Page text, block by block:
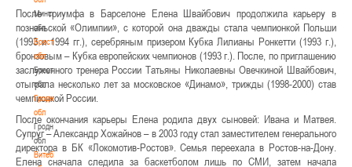
Минская
обл
Брестская
обл
Брестская
обл
Гродненская
обл
Гродненская
обл
Витебская
После триумфа в Барселоне Елена Швайбович продолжила карьеру в
познаньской «Олимпии», с которой она дважды стала чемпионкой Польши
(1993 и 1994 гг.), серебряным призером Кубка Лилианы Ронкетти (1993 г.),
бронзовым – Кубка европейских чемпионов (1993 г.). После, по приглашению
заслуженного тренера России Татьяны Николаевны Овечкиной Швайбович,
отыграла несколько лет за московское «Динамо», трижды (1998-2000) став
чемпионкой России.
После окончания карьеры Елена родила двух сыновей: Ивана и Матвея.
Супруг – Александр Хожайнов – в 2003 году стал заместителем генерального
директора в БК «Локомотив-Ростов». Семья переехала в Ростов-на-Дону.
Елена сначала следила за баскетболом лишь по СМИ, затем начала